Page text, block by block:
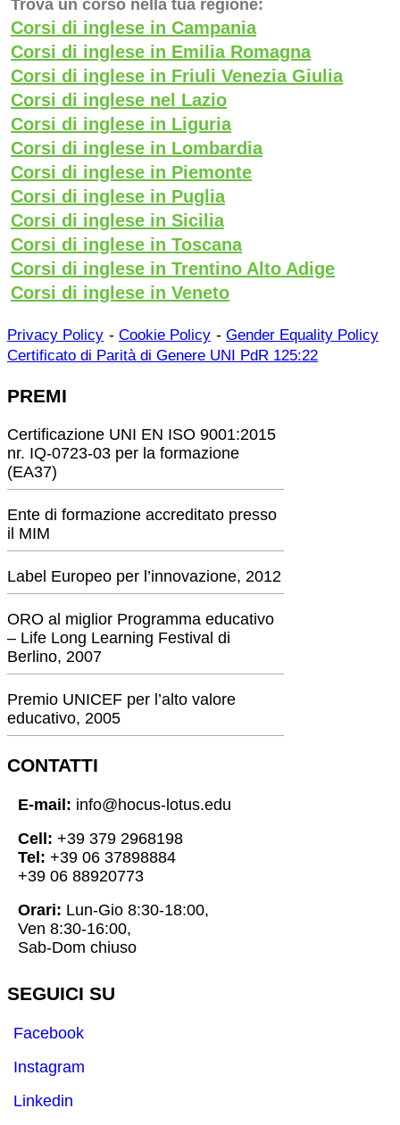
Trova un corso nella tua regione:
Corsi di inglese in Campania
Corsi di inglese in Emilia Romagna
Corsi di inglese in Friuli Venezia Giulia
Corsi di inglese nel Lazio
Corsi di inglese in Liguria
Corsi di inglese in Lombardia
Corsi di inglese in Piemonte
Corsi di inglese in Puglia
Corsi di inglese in Sicilia
Corsi di inglese in Toscana
Corsi di inglese in Trentino Alto Adige
Corsi di inglese in Veneto
Privacy Policy - Cookie Policy - Gender Equality Policy
Certificato di Parità di Genere UNI PdR 125:22
PREMI
Certificazione UNI EN ISO 9001:2015
nr. IQ-0723-03 per la formazione
(EA37)
Ente di formazione accreditato presso
il MIM
Label Europeo per l’innovazione, 2012
ORO al miglior Programma educativo
– Life Long Learning Festival di
Berlino, 2007
Premio UNICEF per l’alto valore
educativo, 2005
CONTATTI
E-mail: info@hocus-lotus.edu
Cell: +39 379 2968198
Tel: +39 06 37898884
+39 06 88920773
Orari: Lun-Gio 8:30-18:00,
Ven 8:30-16:00,
Sab-Dom chiuso
SEGUICI SU
Facebook
Instagram
Linkedin